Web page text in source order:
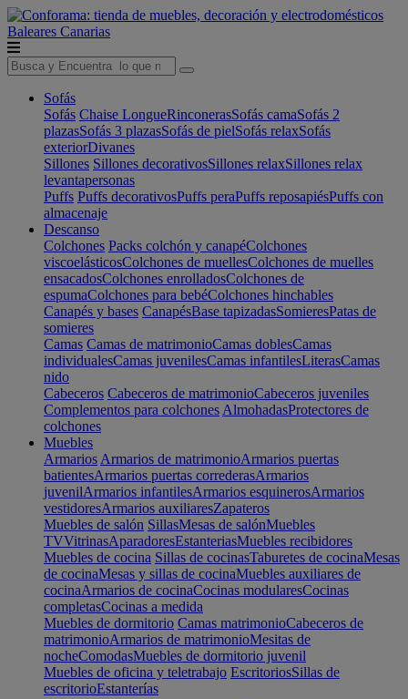
Baleares Canarias
Sofás
Sofás Chaise LongueRinconerasSofás camaSofás 2
plazasSofás 3 plazasSofás de pielSofás relaxSofás
exteriorDivanes
Sillones Sillones decorativosSillones relaxSillones relax
levantapersonas
Puffs Puffs decorativosPuffs peraPuffs reposapiésPuffs con
almacenaje
Descanso
Colchones Packs colchón y canapéColchones
viscoelásticosColchones de muellesColchones de muelles
ensacadosColchones enrolladosColchones de
espumaColchones para bebéColchones hinchables
Canapés y bases CanapésBase tapizadasSomieresPatas de
somieres
Camas Camas de matrimonioCamas doblesCamas
individualesCamas juvenilesCamas infantilesLiterasCamas
nido
Cabeceros Cabeceros de matrimonioCabeceros juveniles
Complementos para colchones AlmohadasProtectores de
colchones
Muebles
Armarios Armarios de matrimonioArmarios puertas
batientesArmarios puertas correderasArmarios
juvenilArmarios infantilesArmarios esquinerosArmarios
vestidoresArmarios auxiliaresZapateros
Muebles de salón SillasMesas de salónMuebles
TVVitrinasAparadoresEstanteriasMuebles recibidores
Muebles de cocina Sillas de cocinasTaburetes de cocinaMesas
de cocinaMesas y sillas de cocinaMuebles auxiliares de
cocinaArmarios de cocinaCocinas modularesCocinas
completasCocinas a medida
Muebles de dormitorio Camas matrimonioCabeceros de
matrimonioArmarios de matrimonioMesitas de
nocheComodasMuebles de dormitorio juvenil
Muebles de oficina y teletrabajo EscritoriosSillas de
escritorioEstanterías